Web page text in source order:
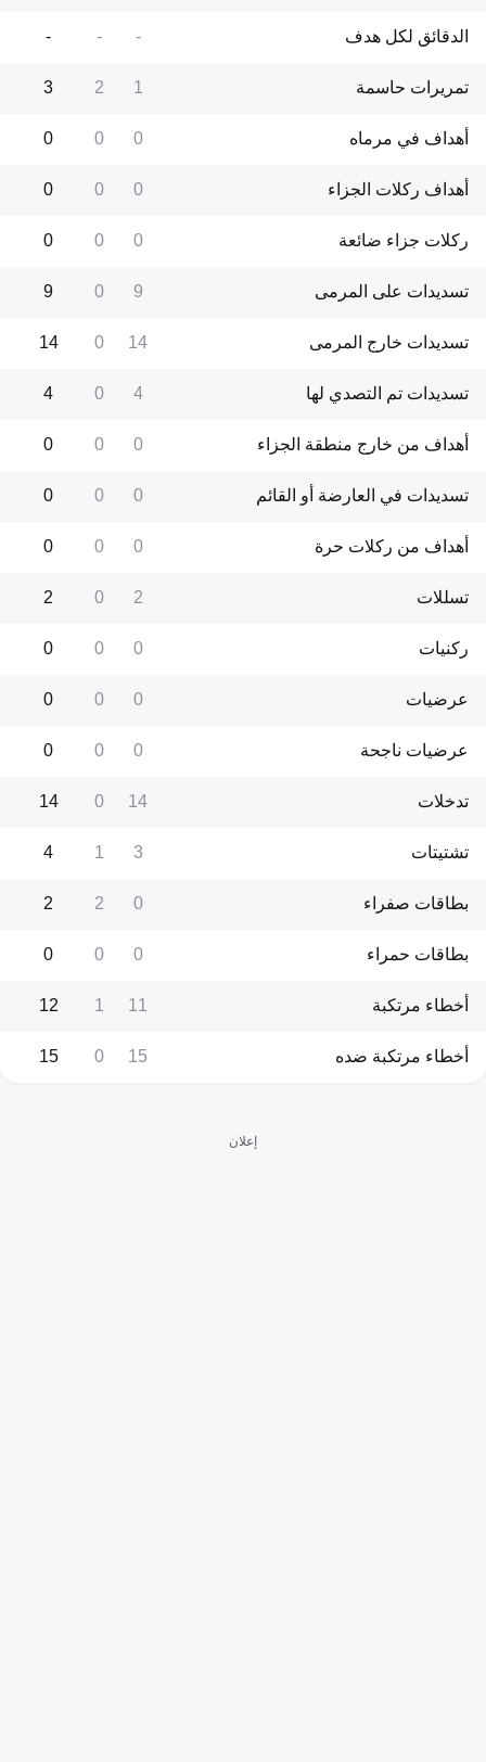
الدقائق لكل هدف -
-
-
تمريرات حاسمة 1
2
3
أهداف في مرماه 0
0
0
أهداف ركلات الجزاء 0
0
0
ركلات جزاء ضائعة 0
0
0
تسديدات على المرمى 9
0
9
تسديدات خارج المرمى 14
0
14
تسديدات تم التصدي لها 4
0
4
أهداف من خارج منطقة الجزاء 0
0
0
تسديدات في العارضة أو القائم 0
0
0
أهداف من ركلات حرة 0
0
0
تسللات 2
0
2
ركنيات 0
0
0
عرضيات 0
0
0
عرضيات ناجحة 0
0
0
تدخلات 14
0
14
تشتيتات 3
1
4
بطاقات صفراء 0
2
2
بطاقات حمراء 0
0
0
أخطاء مرتكبة 11
1
12
أخطاء مرتكبة ضده 15
0
15
إعلان